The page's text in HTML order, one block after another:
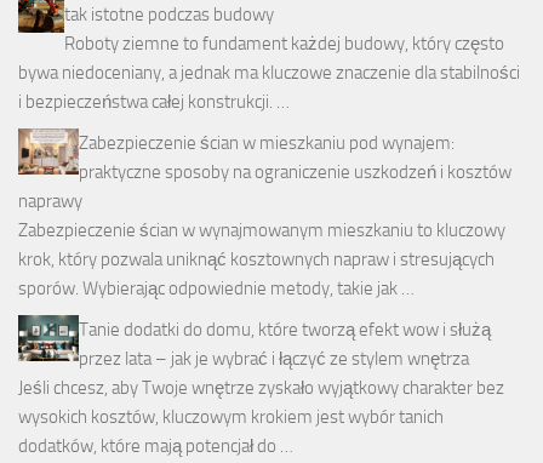
tak istotne podczas budowy
Roboty ziemne to fundament każdej budowy, który często
bywa niedoceniany, a jednak ma kluczowe znaczenie dla stabilności
i bezpieczeństwa całej konstrukcji. …
Zabezpieczenie ścian w mieszkaniu pod wynajem:
praktyczne sposoby na ograniczenie uszkodzeń i kosztów
naprawy
Zabezpieczenie ścian w wynajmowanym mieszkaniu to kluczowy
krok, który pozwala uniknąć kosztownych napraw i stresujących
sporów. Wybierając odpowiednie metody, takie jak …
Tanie dodatki do domu, które tworzą efekt wow i służą
przez lata – jak je wybrać i łączyć ze stylem wnętrza
Jeśli chcesz, aby Twoje wnętrze zyskało wyjątkowy charakter bez
wysokich kosztów, kluczowym krokiem jest wybór tanich
dodatków, które mają potencjał do …